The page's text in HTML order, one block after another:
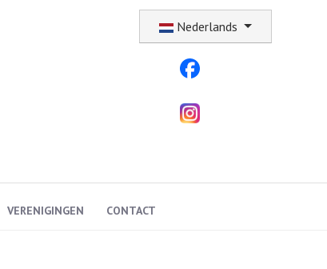
Nederlands
VERENIGINGEN CONTACT